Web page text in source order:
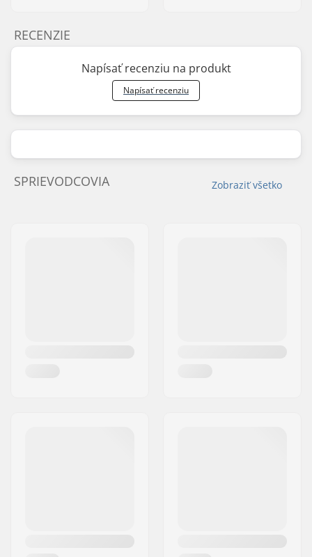
RECENZIE
Napísať recenziu na produkt
Napísať recenziu
Zobraziť všetko
SPRIEVODCOVIA